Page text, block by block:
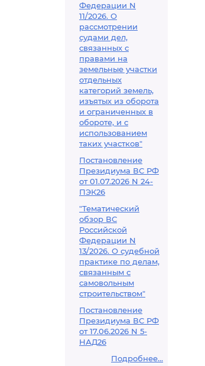
Федерации N
11/2026. О
рассмотрении
судами дел,
связанных с
правами на
земельные участки
отдельных
категорий земель,
изъятых из оборота
и ограниченных в
обороте, и с
использованием
таких участков"
Постановление
Президиума ВС РФ
от 01.07.2026 N 24-
ПЭК26
"Тематический
обзор ВС
Российской
Федерации N
13/2026. О судебной
практике по делам,
связанным с
самовольным
строительством"
Постановление
Президиума ВС РФ
от 17.06.2026 N 5-
НАД26
Подробнее...